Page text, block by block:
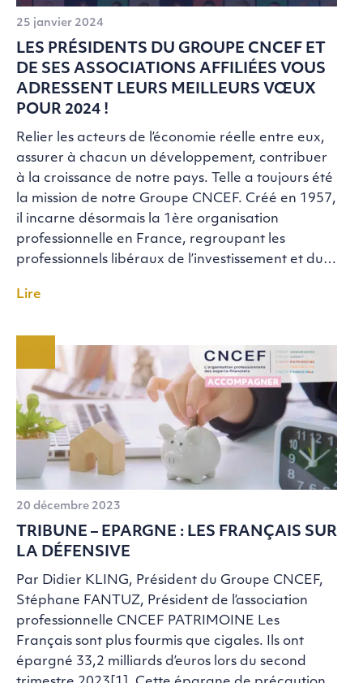
25 janvier 2024
LES PRÉSIDENTS DU GROUPE CNCEF ET
DE SES ASSOCIATIONS AFFILIÉES VOUS
ADRESSENT LEURS MEILLEURS VŒUX
POUR 2024 !
Relier les acteurs de l’économie réelle entre eux,
assurer à chacun un développement, contribuer
à la croissance de notre pays. Telle a toujours été
la mission de notre Groupe CNCEF. Créé en 1957,
il incarne désormais la 1ère organisation
professionnelle en France, regroupant les
professionnels libéraux de l’investissement et du…
Lire
20 décembre 2023
TRIBUNE – EPARGNE : LES FRANÇAIS SUR
LA DÉFENSIVE
Par Didier KLING, Président du Groupe CNCEF,
Stéphane FANTUZ, Président de l’association
professionnelle CNCEF PATRIMOINE Les
Français sont plus fourmis que cigales. Ils ont
épargné 33,2 milliards d’euros lors du second